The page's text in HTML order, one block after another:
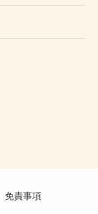
免責事項